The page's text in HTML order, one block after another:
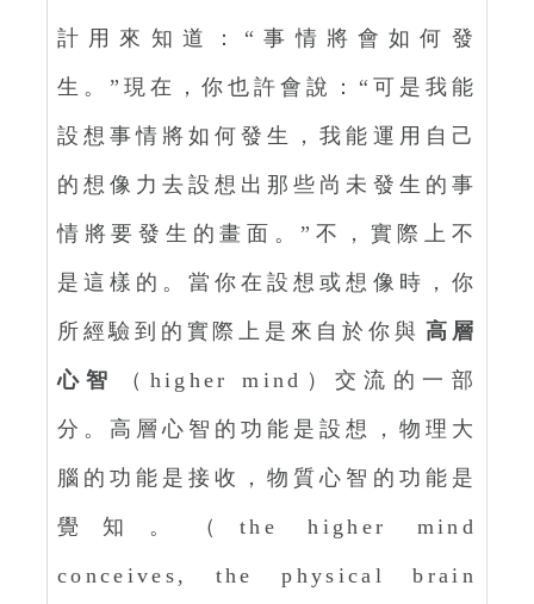
計用來知道：“事情將會如何發
生。”現在，你也許會說：“可是我能
設想事情將如何發生，我能運用自己
的想像力去設想出那些尚未發生的事
情將要發生的畫面。”不，實際上不
是這樣的。當你在設想或想像時，你
所經驗到的實際上是來自於你與 高層
心智 （higher mind）交流的一部
分。高層心智的功能是設想，物理大
腦的功能是接收，物質心智的功能是
覺知。（the higher mind
conceives, the physical brain